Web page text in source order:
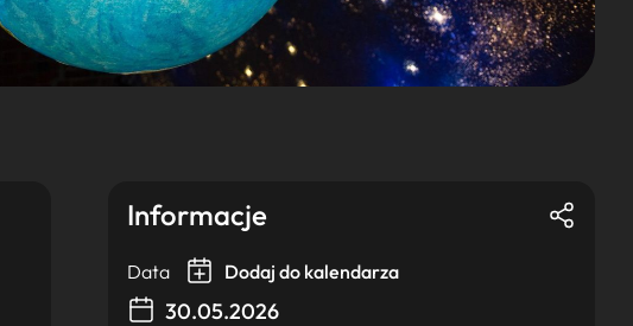
Informacje
Data Dodaj do kalendarza
30.05.2026